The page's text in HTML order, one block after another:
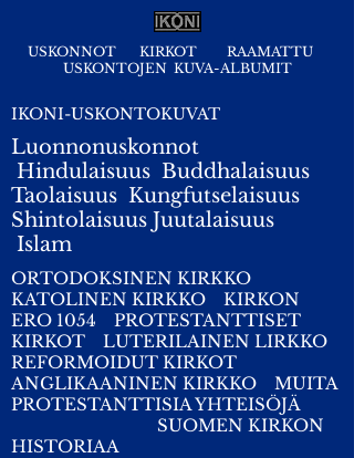
USKONNOT KIRKOT
RAAMATTU
USKONTOJEN KUVA-ALBUMIT
IKONI-USKONTOKUVAT
Luonnonuskonnot
Hindulaisuus Buddhalaisuus
Taolaisuus Kungfutselaisuus
Shintolaisuus Juutalaisuus
Islam
ORTODOKSINEN KIRKKO
KATOLINEN KIRKKO
KIRKON
ERO 1054
PROTESTANTTISET
KIRKOT
LUTERILAINEN LIRKKO
REFORMOIDUT KIRKOT
ANGLIKAANINEN KIRKKO
MUITA
PROTESTANTTISIA YHTEISÖJÄ
SUOMEN KIRKON
HISTORIAA